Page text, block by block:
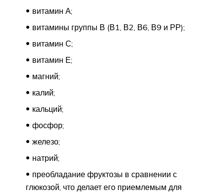
витамин А;
витамины группы В (В1, В2, В6, В9 и РР);
витамин С;
витамин Е;
магний;
калий;
кальций;
фосфор;
железо;
натрий;
преобладание фруктозы в сравнении с
глюкозой, что делает его приемлемым для